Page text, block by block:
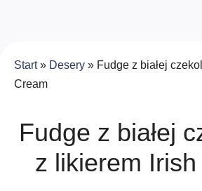
Start» Desery » Fudge z białej
Cream
Fudge z białej
z likierem